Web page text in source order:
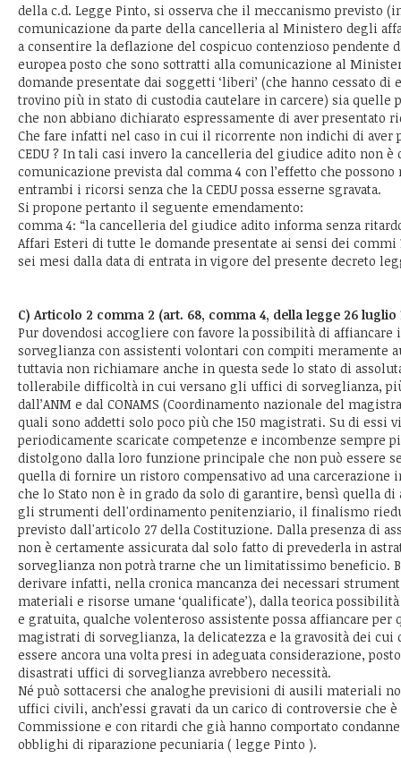
della c.d. Legge Pinto, si osserva che il meccanismo previsto
comunicazione da parte della cancelleria al Ministero degli
a consentire la deflazione del cospicuo contenzioso pendente
europea posto che sono sottratti alla comunicazione al
domande presentate dai soggetti ‘liberi’ (che hanno cessato di
trovino più in stato di custodia cautelare in carcere) sia quelle
che non abbiano dichiarato espressamente di aver presentato
Che fare infatti nel caso in cui il ricorrente non indichi di aver
CEDU ? In tali casi invero la cancelleria del giudice adito non è
comunicazione prevista dal comma 4 con l’effetto che
entrambi i ricorsi senza che la CEDU possa esserne sgravata.
Si propone pertanto il seguente emendamento:
comma 4: “la cancelleria del giudice adito informa senza
Affari Esteri di tutte le domande presentate ai sensi dei commi
sei mesi dalla data di entrata in vigore del presente decreto
C) Articolo 2 comma 2 (art. 68, comma 4, della legge 26 luglio
Pur dovendosi accogliere con favore la possibilità di
sorveglianza con assistenti volontari con compiti meramente
tuttavia non richiamare anche in questa sede lo stato di
tollerabile difficoltà in cui versano gli uffici di sorveglianza,
dall’ANM e dal CONAMS (Coordinamento nazionale del
quali sono addetti solo poco più che 150 magistrati. Su di essi
periodicamente scaricate competenze e incombenze sempre
distolgono dalla loro funzione principale che non può essere
quella di fornire un ristoro compensativo ad una carcerazione
che lo Stato non è in grado da solo di garantire, bensì quella di
gli strumenti dell'ordinamento penitenziario, il finalismo
previsto dall'articolo 27 della Costituzione. Dalla presenza di
non è certamente assicurata dal solo fatto di prevederla in
sorveglianza non potrà trarne che un limitatissimo beneficio.
derivare infatti, nella cronica mancanza dei necessari
materiali e risorse umane ‘qualificate’), dalla teorica
e gratuita, qualche volenteroso assistente possa affiancare per
magistrati di sorveglianza, la delicatezza e la gravosità dei cui
essere ancora una volta presi in adeguata considerazione,
disastrati uffici di sorveglianza avrebbero necessità.
Né può sottacersi che analoghe previsioni di ausili materiali
uffici civili, anch’essi gravati da un carico di controversie che è
Commissione e con ritardi che già hanno comportato
obblighi di riparazione pecuniaria ( legge Pinto ).